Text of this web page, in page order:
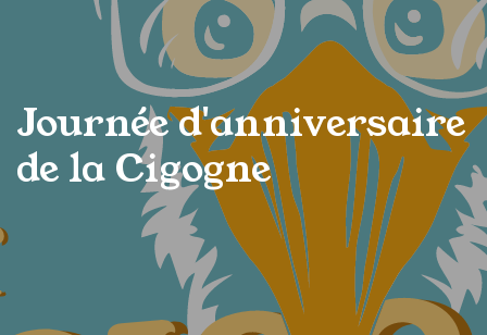
Journée d'anniversaire
de la Cigogne